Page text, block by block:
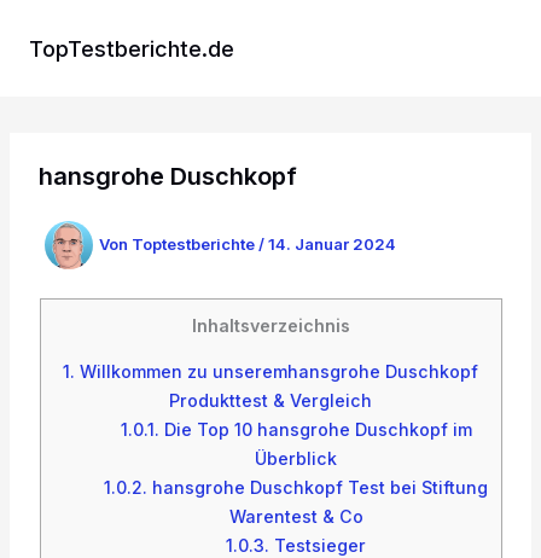
InhaltTopTestberichte.de
hansgrohe Duschkopf
Von Toptestberichte /14. Januar 2024
Inhaltsverzeichnis
1. Willkommen zu unseremhansgrohe Duschkopf
Produkttest & Vergleich
1.0.1. Die Top 10 hansgrohe Duschkopf im
Überblick
1.0.2. hansgrohe Duschkopf Test bei Stiftung
Warentest & Co
1.0.3. Testsieger